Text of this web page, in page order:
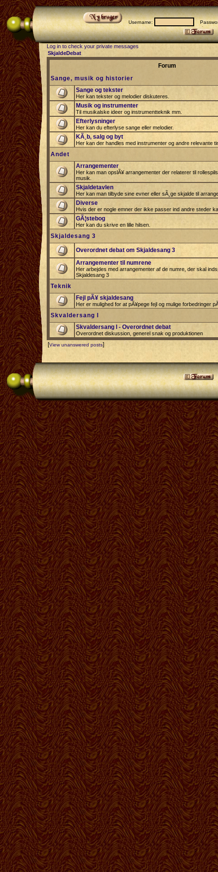
Username:
Log in to check your private messages
SkjaldeDebat
Forum
Sange, musik og historier
Sange og tekster
Her kan tekster og melodier diskuteres.
Musik og instrumenter
Til musikalske ideer og instrumentteknik mm.
Efterlysninger
Her kan du efterlyse sange eller melodier.
KÃ¸b, salg og byt
Her kan der handles med instrumenter og andre relevante
Andet
Arrangementer
Her kan man opslÃ¥ arrangementer der relaterer til
musik.
Skjaldetavlen
Her kan man tilbyde sine evner eller sÃ¸ge skjalde til
Diverse
Hvis der er nogle emner der ikke passer ind andre steder
GÃ¦stebog
Her kan du skrive en lille hilsen.
Skjaldesang 3
Overordnet debat om Skjaldesang 3
Arrangementer til numrene
Her arbejdes med arrangementer af de numre, der skal
Skjaldesang 3
Teknik
Fejl pÃ¥ skjaldesang
Her er mulighed for at pÃ¥pege fejl og mulige forbedringer
Skvaldersang I
Skvaldersang I - Overordnet debat
Overordnet diskussion, generel snak og produktionen
[View unanswered posts]